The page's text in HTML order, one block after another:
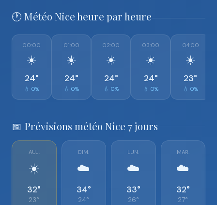
🕐 Météo Nice heure par heure
00:00
☀️
24°
💧 0%
01:00
☀️
24°
💧 0%
02:00
☀️
24°
💧 0%
03:00
☀️
24°
💧 0%
04:00
☀️
23°
💧 0%
📅 Prévisions météo Nice 7 jours
AUJ.
☀️
32°
23°
DIM.
☁️
34°
24°
LUN.
☁️
33°
26°
MAR.
☁️
32°
27°